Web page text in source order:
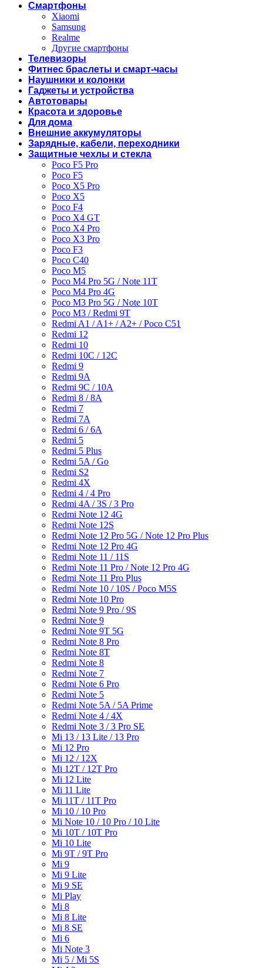
Смартфоны
Xiaomi
Samsung
Realme
Другие смартфоны
Телевизоры
Фитнес браслеты и смарт-часы
Наушники и колонки
Гаджеты и устройства
Автотовары
Красота и здоровье
Для дома
Внешние аккумуляторы
Зарядные, кабели, переходники
Защитные чехлы и стекла
Poco F5 Pro
Poco F5
Poco X5 Pro
Poco X5
Poco F4
Poco X4 GT
Poco X4 Pro
Poco X3 Pro
Poco F3
Poco C40
Poco M5
Poco M4 Pro 5G / Note 11T
Poco M4 Pro 4G
Poco M3 Pro 5G / Note 10T
Poco M3 / Redmi 9T
Redmi A1 / A1+ / A2+ / Poco C51
Redmi 12
Redmi 10
Redmi 10C / 12C
Redmi 9
Redmi 9A
Redmi 9C / 10A
Redmi 8 / 8A
Redmi 7
Redmi 7A
Redmi 6 / 6A
Redmi 5
Redmi 5 Plus
Redmi 5A / Go
Redmi S2
Redmi 4X
Redmi 4 / 4 Pro
Redmi 4A / 3S / 3 Pro
Redmi Note 12 4G
Redmi Note 12S
Redmi Note 12 Pro 5G / Note 12 Pro Plus
Redmi Note 12 Pro 4G
Redmi Note 11 / 11S
Redmi Note 11 Pro / Note 12 Pro 4G
Redmi Note 11 Pro Plus
Redmi Note 10 / 10S / Poco M5S
Redmi Note 10 Pro
Redmi Note 9 Pro / 9S
Redmi Note 9
Redmi Note 9T 5G
Redmi Note 8 Pro
Redmi Note 8T
Redmi Note 8
Redmi Note 7
Redmi Note 6 Pro
Redmi Note 5
Redmi Note 5A / 5A Prime
Redmi Note 4 / 4X
Redmi Note 3 / 3 Pro SE
Mi 13 / 13 Lite / 13 Pro
Mi 12 Pro
Mi 12 / 12X
Mi 12T / 12T Pro
Mi 12 Lite
Mi 11 Lite
Mi 11T / 11T Pro
Mi 10 / 10 Pro
Mi Note 10 / 10 Pro / 10 Lite
Mi 10T / 10T Pro
Mi 10 Lite
Mi 9T / 9T Pro
Mi 9
Mi 9 Lite
Mi 9 SE
Mi Play
Mi 8
Mi 8 Lite
Mi 8 SE
Mi 6
Mi Note 3
Mi 5 / Mi 5S